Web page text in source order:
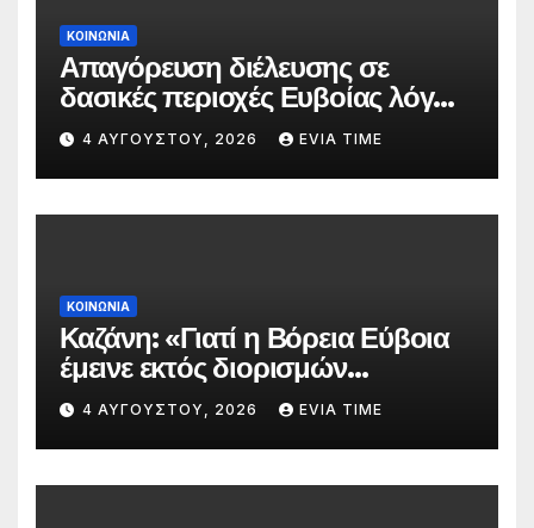
ΚΟΙΝΩΝΙΑ
Απαγόρευση διέλευσης σε
δασικές περιοχές Ευβοίας λόγω
πολύ υψηλού κινδύνου
πυρκαγιάς
4 ΑΥΓΟΎΣΤΟΥ, 2026 EVIA TIME
ΚΟΙΝΩΝΙΑ
Καζάνη: «Γιατί η Βόρεια Εύβοια
έμεινε εκτός διορισμών
δασκάλων;»
4 ΑΥΓΟΎΣΤΟΥ, 2026 EVIA TIME